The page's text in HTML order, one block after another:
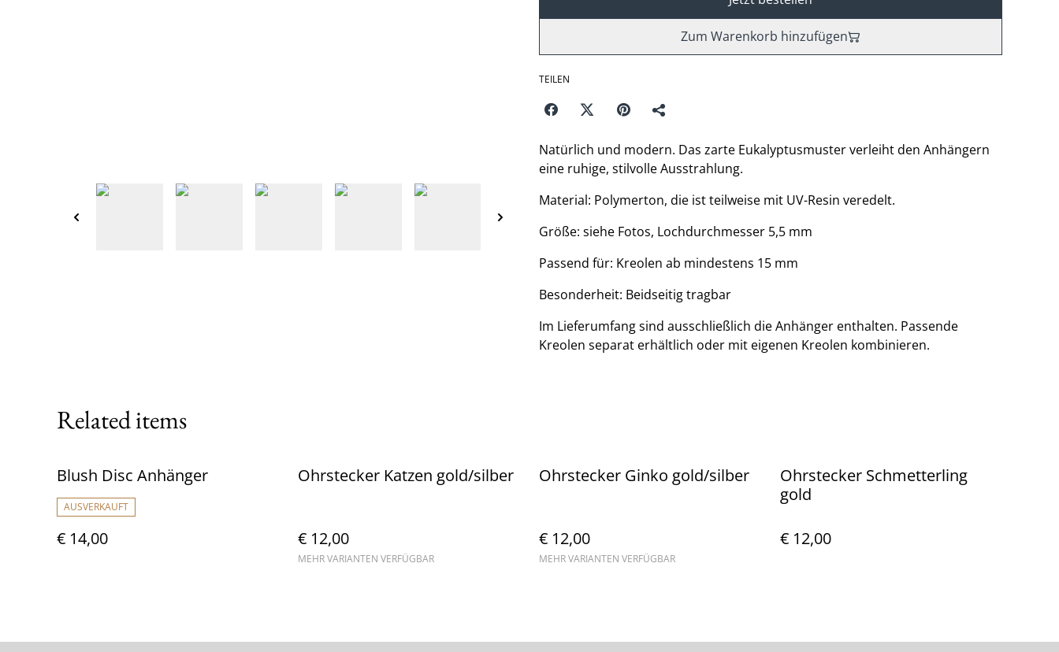
Zum Warenkorb hinzufügen
TEILEN
Natürlich und modern. Das zarte Eukalyptusmuster verleiht den Anhängern
eine ruhige, stilvolle Ausstrahlung.
Material: Polymerton, die ist teilweise mit UV-Resin veredelt.
Größe: siehe Fotos, Lochdurchmesser 5,5 mm
Passend für: Kreolen ab mindestens 15 mm
Besonderheit: Beidseitig tragbar
Im Lieferumfang sind ausschließlich die Anhänger enthalten. Passende
Kreolen separat erhältlich oder mit eigenen Kreolen kombinieren.
Related items
Blush Disc Anhänger
AUSVERKAUFT
€ 14,00
Ohrstecker Katzen gold/silber
€ 12,00
MEHR VARIANTEN VERFÜGBAR
Ohrstecker Ginko gold/silber
€ 12,00
MEHR VARIANTEN VERFÜGBAR
Ohrstecker Schmetterling
gold
€ 12,00